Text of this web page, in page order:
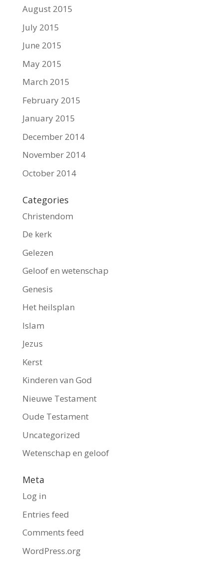
August 2015
July 2015
June 2015
May 2015
March 2015
February 2015
January 2015
December 2014
November 2014
October 2014
Categories
Christendom
De kerk
Gelezen
Geloof en wetenschap
Genesis
Het heilsplan
Islam
Jezus
Kerst
Kinderen van God
Nieuwe Testament
Oude Testament
Uncategorized
Wetenschap en geloof
Meta
Log in
Entries feed
Comments feed
WordPress.org